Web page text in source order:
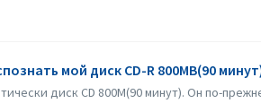
мой диск CD-R 800MB(90
диск CD 800M(90 минут). Он по-